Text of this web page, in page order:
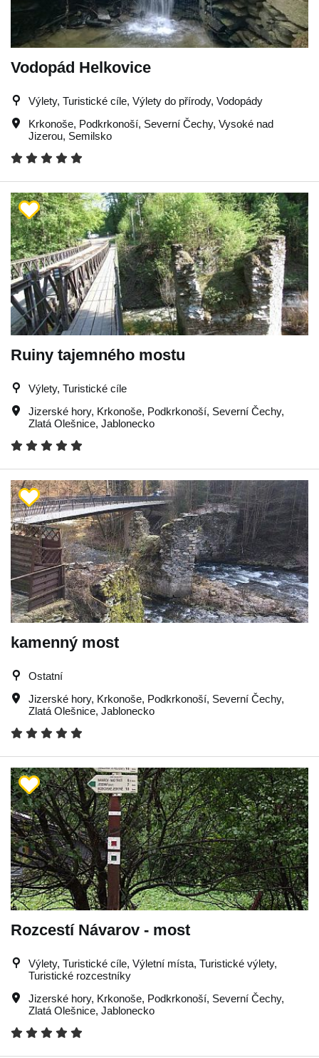
Vodopád Helkovice
Výlety, Turistické cíle, Výlety do přírody, Vodopády
Krkonoše, Podkrkonoší, Severní Čechy, Vysoké nad
Jizerou, Semilsko
Ruiny tajemného mostu
Výlety, Turistické cíle
Jizerské hory, Krkonoše, Podkrkonoší, Severní Čechy,
Zlatá Olešnice, Jablonecko
kamenný most
Ostatní
Jizerské hory, Krkonoše, Podkrkonoší, Severní Čechy,
Zlatá Olešnice, Jablonecko
Rozcestí Návarov - most
Výlety, Turistické cíle, Výletní místa, Turistické výlety,
Turistické rozcestníky
Jizerské hory, Krkonoše, Podkrkonoší, Severní Čechy,
Zlatá Olešnice, Jablonecko